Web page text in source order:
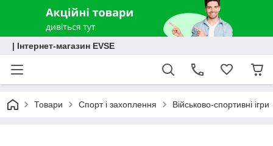
| Інтернет-магазин EVSE
Товари Спорт і захоплення Військово-спортивні ігри